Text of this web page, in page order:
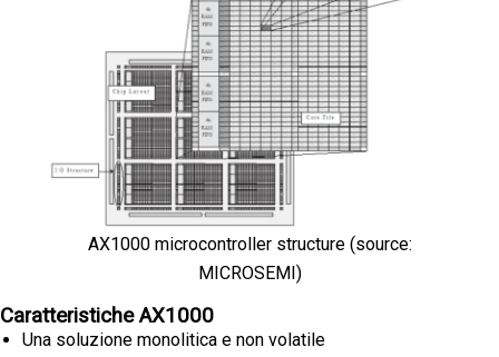
AX1000 microcontroller structure (source:
MICROSEMI)
Caratteristiche AX1000
Una soluzione monolitica e non volatile